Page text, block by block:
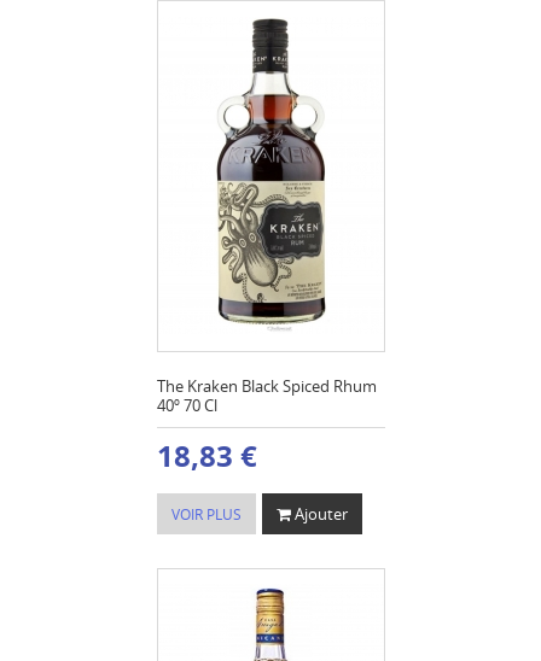
The Kraken Black Spiced Rhum
40º 70 Cl
18,83 €
VOIR PLUS Ajouter